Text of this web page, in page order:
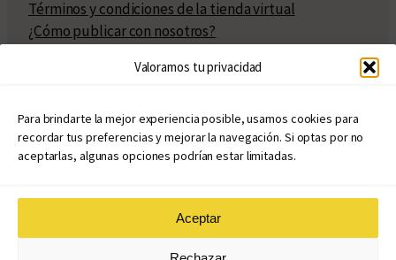
Valoramos tu privacidad
Para brindarte la mejor experiencia posible, usamos cookies para
recordar tus preferencias y mejorar la navegación. Si optas por no
aceptarlas, algunas opciones podrían estar limitadas.
Aceptar
Términos y condiciones de la tienda virtual
¿Cómo publicar con nosotros?
Políticas de publicación
Políticas de coedición
Atribuciones